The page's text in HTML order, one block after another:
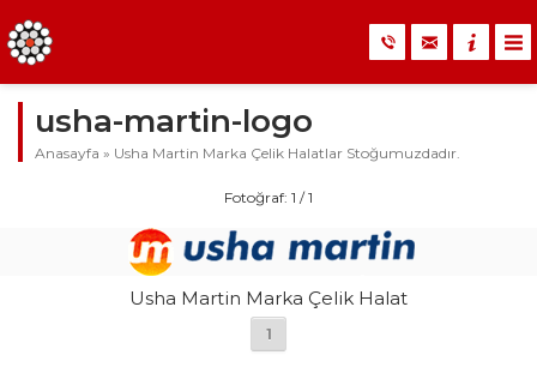
usha-martin-logo
Anasayfa » Usha Martin Marka Çelik Halatlar Stoğumuzdadır.
Fotoğraf: 1 / 1
Usha Martin Marka Çelik Halat
1